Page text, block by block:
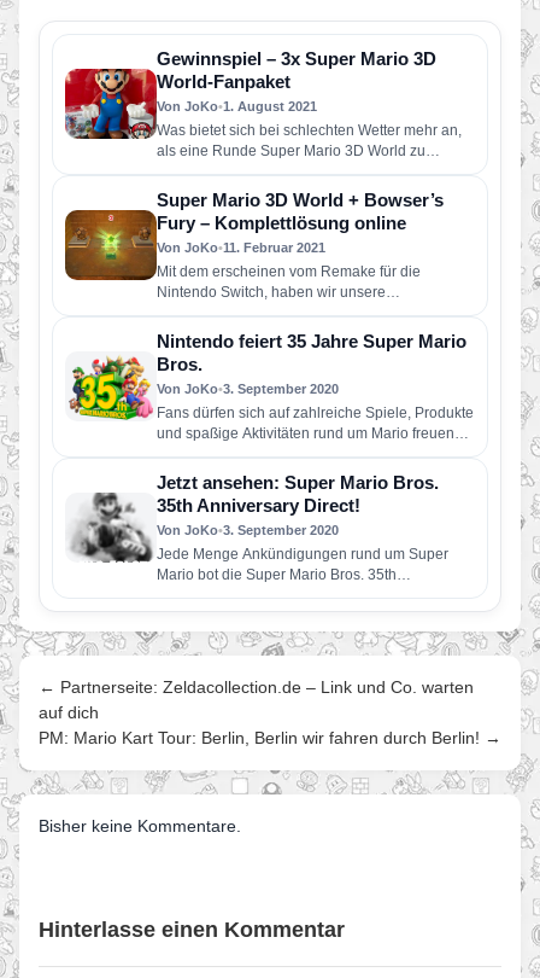
Gewinnspiel – 3x Super Mario 3D
World-Fanpaket
Von JoKo•1. August 2021
Was bietet sich bei schlechten Wetter mehr an,
als eine Runde Super Mario 3D World zu
spielen? In…
Super Mario 3D World + Bowser’s
Fury – Komplettlösung online
Von JoKo•11. Februar 2021
Mit dem erscheinen vom Remake für die
Nintendo Switch, haben wir unsere
Komplettlösung für das Spiel überarbeitet und…
Nintendo feiert 35 Jahre Super Mario
Bros.
Von JoKo•3. September 2020
Fans dürfen sich auf zahlreiche Spiele, Produkte
und spaßige Aktivitäten rund um Mario freuen
Super Mario 3D All-Stars,…
Jetzt ansehen: Super Mario Bros.
35th Anniversary Direct!
Von JoKo•3. September 2020
Jede Menge Ankündigungen rund um Super
Mario bot die Super Mario Bros. 35th
Anniversary Direct-Präsentation. Zu den
Highlights…
← Partnerseite: Zeldacollection.de – Link und Co. warten
auf dich
PM: Mario Kart Tour: Berlin, Berlin wir fahren durch Berlin! →
Bisher keine Kommentare.
Hinterlasse einen Kommentar